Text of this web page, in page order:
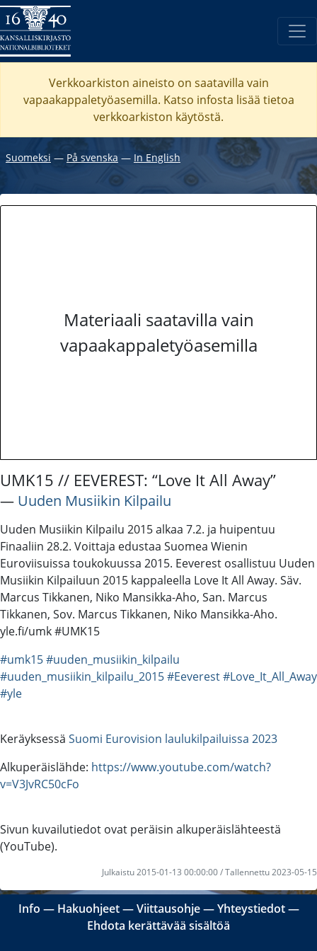
Verkkoarkiston aineisto on saatavilla vain
vapaakappaletyöasemilla. Katso infosta lisää tietoa
verkkoarkiston käytöstä.
Suomeksi ― På svenska ― In English
Materiaali saatavilla vain
vapaakappaletyöasemilla
UMK15 // EEVEREST: “Love It All Away”
― Uuden Musiikin Kilpailu
Uuden Musiikin Kilpailu 2015 alkaa 7.2. ja huipentuu
Finaaliin 28.2. Voittaja edustaa Suomea Wienin
Euroviisuissa toukokuussa 2015. Eeverest osallistuu Uuden
Musiikin Kilpailuun 2015 kappaleella Love It All Away. Säv.
Marcus Tikkanen, Niko Mansikka-Aho, San. Marcus
Tikkanen, Sov. Marcus Tikkanen, Niko Mansikka-Aho.
yle.fi/umk #UMK15
#umk15#uuden_musiikin_kilpailu
#uuden_musiikin_kilpailu_2015#Eeverest#Love_It_All_Away
#yle
Keräyksessä Suomi Eurovision laulukilpailuissa 2023
Alkuperäislähde: https://www.youtube.com/watch?
v=V3JvRC50cFo
Sivun kuvailutiedot ovat peräisin alkuperäislähteestä
(YouTube).
Julkaistu 2015-01-13 00:00:00 / Tallennettu 2023-05-15
Info ― Hakuohjeet―Viittausohje―Yhteystiedot―
Ehdota kerättävää sisältöä